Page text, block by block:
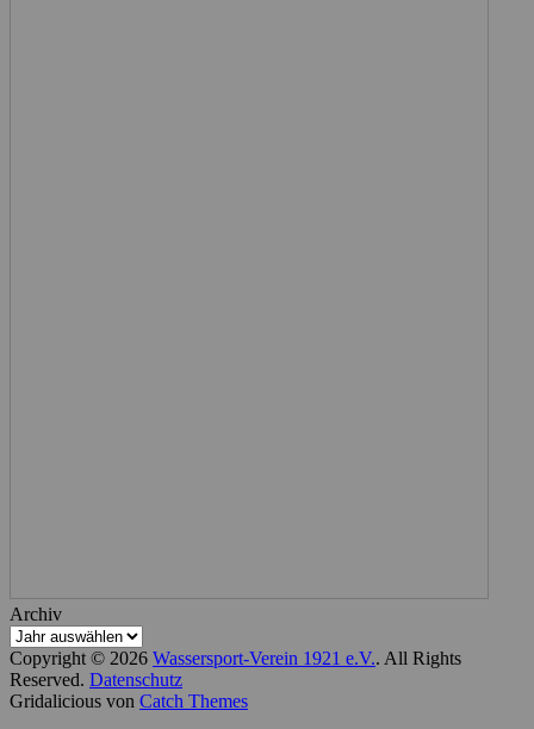
Archiv
Copyright © 2026 Wassersport-Verein 1921 e.V.. All Rights
Reserved. Datenschutz
Gridalicious von Catch Themes